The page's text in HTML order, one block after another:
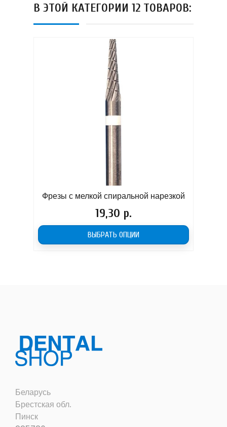
В ЭТОЙ КАТЕГОРИИ 12 ТОВАРОВ:
Фрезы с мелкой спиральной нарезкой
Цена
19,30 р.
ВЫБРАТЬ ОПЦИИ
Беларусь
Брестская обл.
Пинск